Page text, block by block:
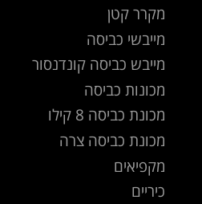
מקרר קטן
מייבשי כביסה
מייבש כביסה קונדנסור
מכונות כביסה
מכונת כביסה 8 קילו
מכונת כביסה צרה
מקפיאים
כיריים